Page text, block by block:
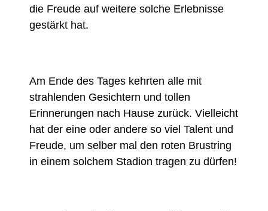
die Freude auf weitere solche Erlebnisse
gestärkt hat.
Am Ende des Tages kehrten alle mit
strahlenden Gesichtern und tollen
Erinnerungen nach Hause zurück. Vielleicht
hat der eine oder andere so viel Talent und
Freude, um selber mal den roten Brustring
in einem solchem Stadion tragen zu dürfen!